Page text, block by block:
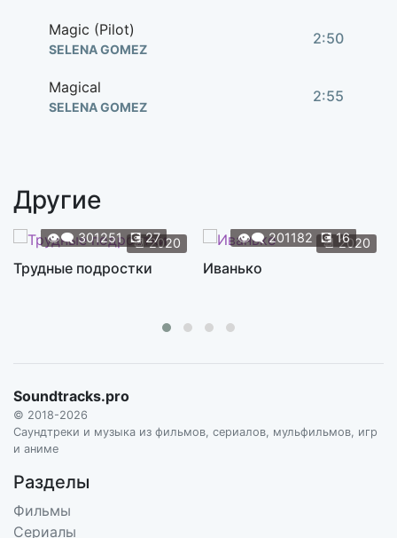
Magic (Pilot)
SELENA GOMEZ
2:50
Magical
SELENA GOMEZ
2:55
Другие
📆2020
👁️‍🗨️301251 💽27
Трудные подростки
📆 2020
👁️‍🗨️201182 💽16
Иванько
Soundtracks.pro
© 2018-2026
Саундтреки и музыка из фильмов, сериалов, мульфильмов, игр
и аниме
Разделы
Фильмы
Сериалы